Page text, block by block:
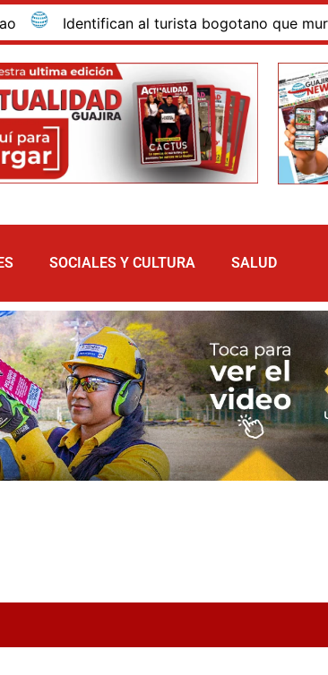
Identifican al turista bogotano que murió por
SOCIALES Y CULTURA SALUD